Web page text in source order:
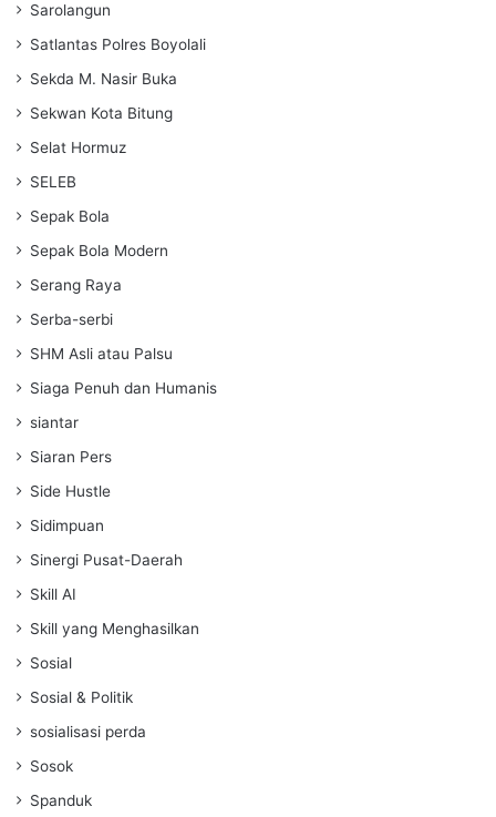
Sarolangun
Satlantas Polres Boyolali
Sekda M. Nasir Buka
Sekwan Kota Bitung
Selat Hormuz
SELEB
Sepak Bola
Sepak Bola Modern
Serang Raya
Serba-serbi
SHM Asli atau Palsu
Siaga Penuh dan Humanis
siantar
Siaran Pers
Side Hustle
Sidimpuan
Sinergi Pusat-Daerah
Skill AI
Skill yang Menghasilkan
Sosial
Sosial & Politik
sosialisasi perda
Sosok
Spanduk